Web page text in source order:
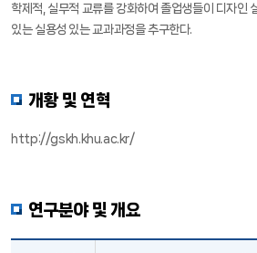
학제적, 실무적 교류를 강화하여 졸업생들이 디자인
있는 실용성 있는 교과과정을 추구한다.
개황 및 연혁
http://gskh.khu.ac.kr/
연구분야 및 개요